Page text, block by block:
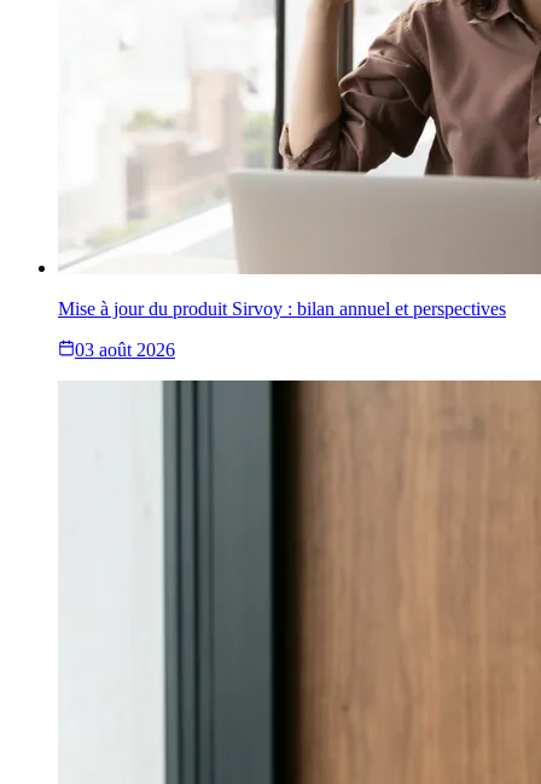
Mise à jour du produit Sirvoy : bilan annuel et perspectives
03 août 2026